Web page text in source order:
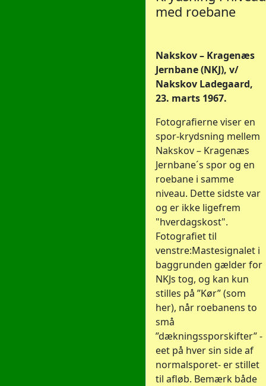
med roebane
Nakskov – Kragenæs
Jernbane (NKJ), v/
Nakskov Ladegaard,
23. marts 1967.
Fotografierne viser en
spor-krydsning mellem
Nakskov – Kragenæs
Jernbane´s spor og en
roebane i samme
niveau. Dette sidste var
og er ikke ligefrem
"hverdagskost".
Fotografiet til
venstre:Mastesignalet i
baggrunden gælder for
NKJs tog, og kan kun
stilles på ”Kør” (som
her), når roebanens to
små
”dækningssporskifter” -
eet på hver sin side af
normalsporet- er stillet
til afløb. Bemærk både